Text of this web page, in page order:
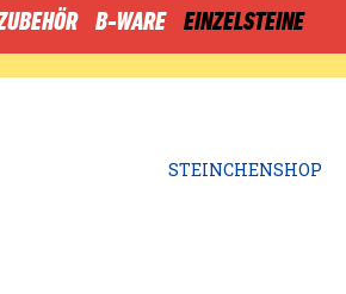
B-WARE EINZELSTEINE
STEINCHENSHOP